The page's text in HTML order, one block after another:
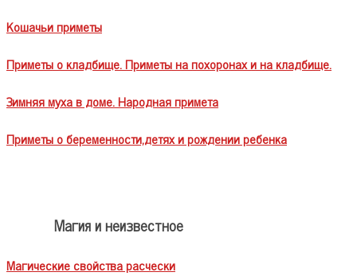
Кошачьи приметы
Приметы о кладбище. Приметы на похоронах и на кладбище.
Зимняя муха в доме. Народная примета
Приметы о беременности,детях и рождении ребенка
Магия и неизвестное
Магические свойства расчески